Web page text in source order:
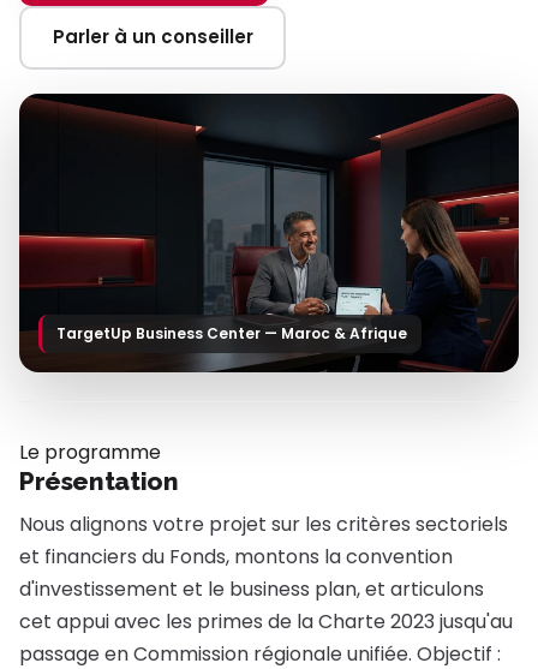
Parler à un conseiller
TargetUp Business Center — Maroc & Afrique
Le programme
Présentation
Nous alignons votre projet sur les critères sectoriels
et financiers du Fonds, montons la convention
d'investissement et le business plan, et articulons
cet appui avec les primes de la Charte 2023 jusqu'au
passage en Commission régionale unifiée. Objectif :